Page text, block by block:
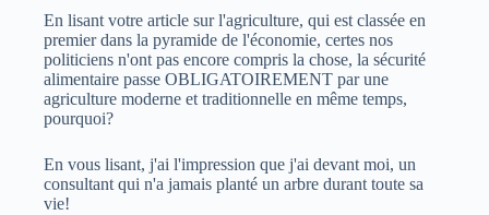
En lisant votre article sur l'agriculture, qui est classée en
premier dans la pyramide de l'économie, certes nos
politiciens n'ont pas encore compris la chose, la sécurité
alimentaire passe OBLIGATOIREMENT par une
agriculture moderne et traditionnelle en même temps,
pourquoi?
En vous lisant, j'ai l'impression que j'ai devant moi, un
consultant qui n'a jamais planté un arbre durant toute sa
vie!